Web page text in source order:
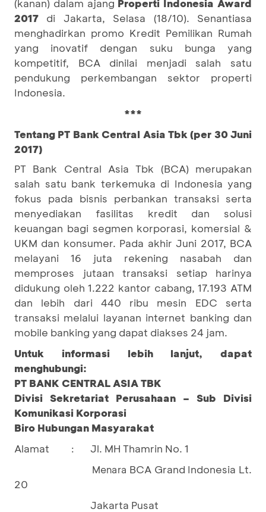
(kanan) dalam ajang Properti Indonesia Award
2017 di Jakarta, Selasa (18/10). Senantiasa
menghadirkan promo Kredit Pemilikan Rumah
yang inovatif dengan suku bunga yang
kompetitif, BCA dinilai menjadi salah satu
pendukung perkembangan sektor properti
Indonesia.
***
Tentang PT Bank Central Asia Tbk (per 30 Juni
2017)
PT Bank Central Asia Tbk (BCA) merupakan
salah satu bank terkemuka di Indonesia yang
fokus pada bisnis perbankan transaksi serta
menyediakan fasilitas kredit dan solusi
keuangan bagi segmen korporasi, komersial &
UKM dan konsumer. Pada akhir Juni 2017, BCA
melayani 16 juta rekening nasabah dan
memproses jutaan transaksi setiap harinya
didukung oleh 1.222 kantor cabang, 17.193 ATM
dan lebih dari 440 ribu mesin EDC serta
transaksi melalui layanan internet banking dan
mobile banking yang dapat diakses 24 jam.
Untuk informasi lebih lanjut, dapat
menghubungi:
PT BANK CENTRAL ASIA TBK
Divisi Sekretariat Perusahaan – Sub Divisi
Komunikasi Korporasi
Biro Hubungan Masyarakat
Alamat
: Jl. MH Thamrin No. 1
Menara BCA Grand Indonesia Lt.
20
Jakarta Pusat